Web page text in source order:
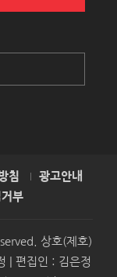
침
광고안내
부
상호(제호)
| 편집인 : 김은정